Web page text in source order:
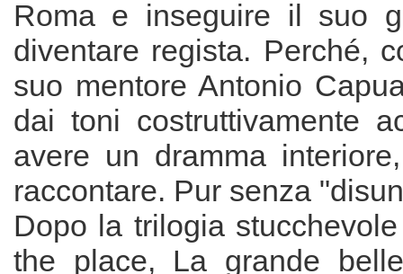
Roma e inseguire il suo
diventare regista. Perché,
suo mentore Antonio
dai toni costruttivamente
avere un dramma
raccontare. Pur senza
Dopo la trilogia
the place, La grande